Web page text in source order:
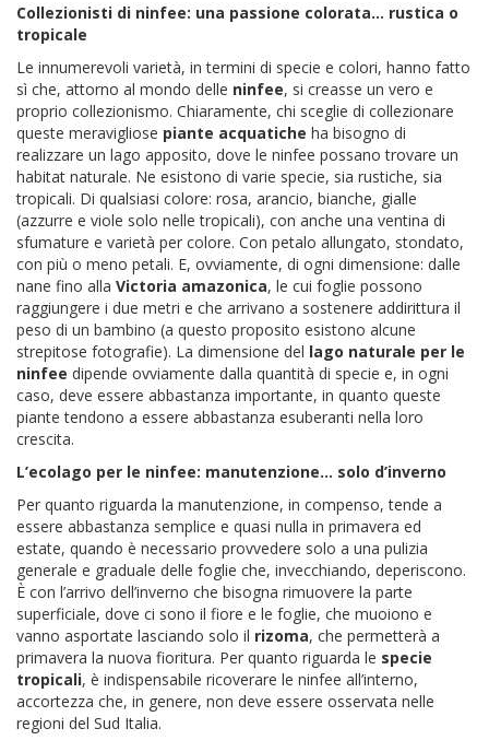
Collezionisti di ninfee: una passione colorata… rustica o
tropicale
Le innumerevoli varietà, in termini di specie e colori, hanno fatto
sì che, attorno al mondo delle ninfee, si creasse un vero e
proprio collezionismo. Chiaramente, chi sceglie di collezionare
queste meravigliose piante acquatiche ha bisogno di
realizzare un lago apposito, dove le ninfee possano trovare un
habitat naturale. Ne esistono di varie specie, sia rustiche, sia
tropicali. Di qualsiasi colore: rosa, arancio, bianche, gialle
(azzurre e viole solo nelle tropicali), con anche una ventina di
sfumature e varietà per colore. Con petalo allungato, stondato,
con più o meno petali. E, ovviamente, di ogni dimensione: dalle
nane fino alla Victoria amazonica, le cui foglie possono
raggiungere i due metri e che arrivano a sostenere addirittura il
peso di un bambino (a questo proposito esistono alcune
strepitose fotografie). La dimensione del lago naturale per le
ninfee dipende ovviamente dalla quantità di specie e, in ogni
caso, deve essere abbastanza importante, in quanto queste
piante tendono a essere abbastanza esuberanti nella loro
crescita.
L’ecolago per le ninfee: manutenzione… solo d’inverno
Per quanto riguarda la manutenzione, in compenso, tende a
essere abbastanza semplice e quasi nulla in primavera ed
estate, quando è necessario provvedere solo a una pulizia
generale e graduale delle foglie che, invecchiando, deperiscono.
È con l’arrivo dell’inverno che bisogna rimuovere la parte
superficiale, dove ci sono il fiore e le foglie, che muoiono e
vanno asportate lasciando solo il rizoma, che permetterà a
primavera la nuova fioritura. Per quanto riguarda le specie
tropicali, è indispensabile ricoverare le ninfee all’interno,
accortezza che, in genere, non deve essere osservata nelle
regioni del Sud Italia.